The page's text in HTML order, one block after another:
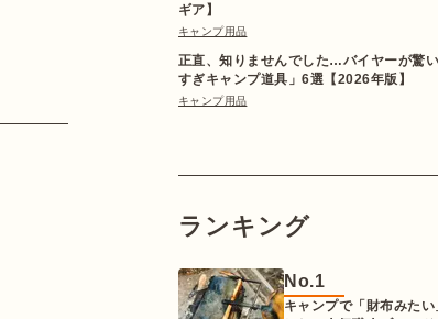
ギア】
キャンプ用品
正直、知りませんでした…バイヤーが驚
すぎキャンプ道具」6選【2026年版】
キャンプ用品
ランキング
No.1
キャンプで「財布みた